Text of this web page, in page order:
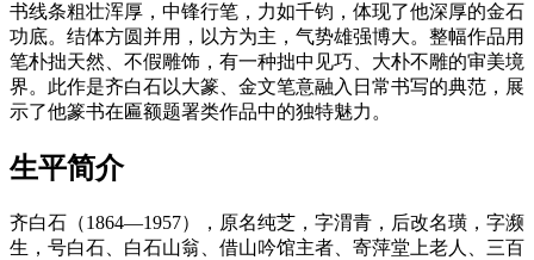
书线条粗壮浑厚，中锋行笔，力如千钧，体现了他深厚的金石
功底。结体方圆并用，以方为主，气势雄强博大。整幅作品用
笔朴拙天然、不假雕饰，有一种拙中见巧、大朴不雕的审美境
界。此作是齐白石以大篆、金文笔意融入日常书写的典范，展
示了他篆书在匾额题署类作品中的独特魅力。
生平简介
齐白石（1864—1957），原名纯芝，字渭青，后改名璜，字濒
生，号白石、白石山翁、借山吟馆主者、寄萍堂上老人、三百